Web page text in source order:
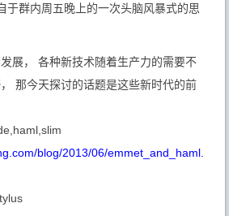
于群内周五晚上的一次头脑风暴式的思
展， 各种新技术随着生产力的需要不
那今天探讨的话题是这些新时代的前
blog/2013/06/emmet_and_haml.